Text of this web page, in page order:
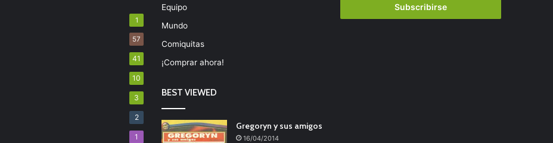
1
57
41
10
3
2
1
Equipo
Mundo
Comiquitas
¡Comprar ahora!
BEST VIEWED
Gregoryn y sus amigos
16/04/2014